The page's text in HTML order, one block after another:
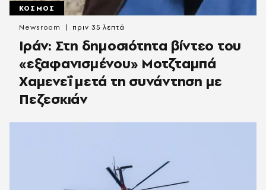
ΚΟΣΜΟΣ
Ιράν: Στη δημοσιότητα βίντεο του
«εξαφανισμένου» Μοτζταμπά
Χαμενεΐ μετά τη συνάντηση με
Πεζεσκιάν
Newsroom πριν 35 λεπτά